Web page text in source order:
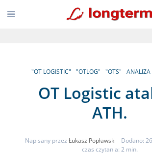
"OT LOGISTIC" "OTLOG" "OTS"
OT Logistic
ATH.
Napisany przez Łukasz Popławski Dodano:
czas czytania: 2 min.